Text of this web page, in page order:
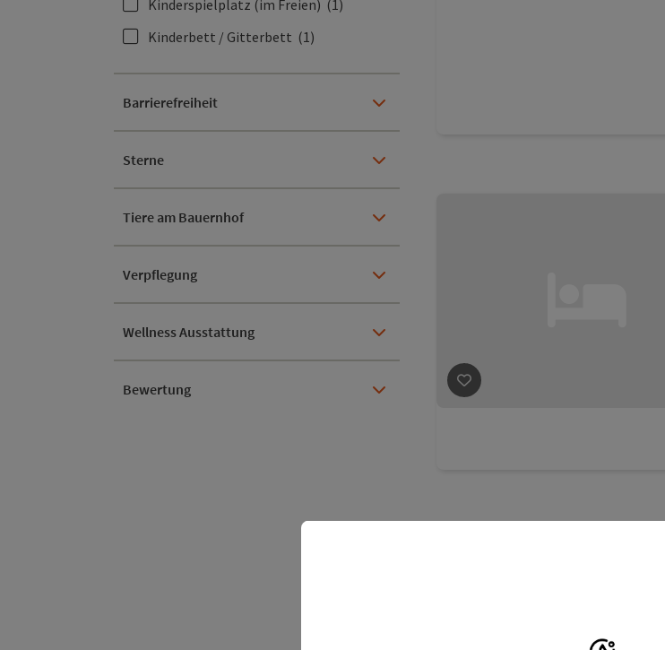
Kinderspielplatz (im Freien) (1)
Kinderbett / Gitterbett (1)
Barrierefreiheit
Sterne
Tiere am Bauernhof
Verpflegung
Wellness Ausstattung
Bewertung
Beitrag merken